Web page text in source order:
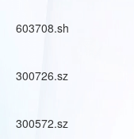
603708.sh
300726.sz
300572.sz